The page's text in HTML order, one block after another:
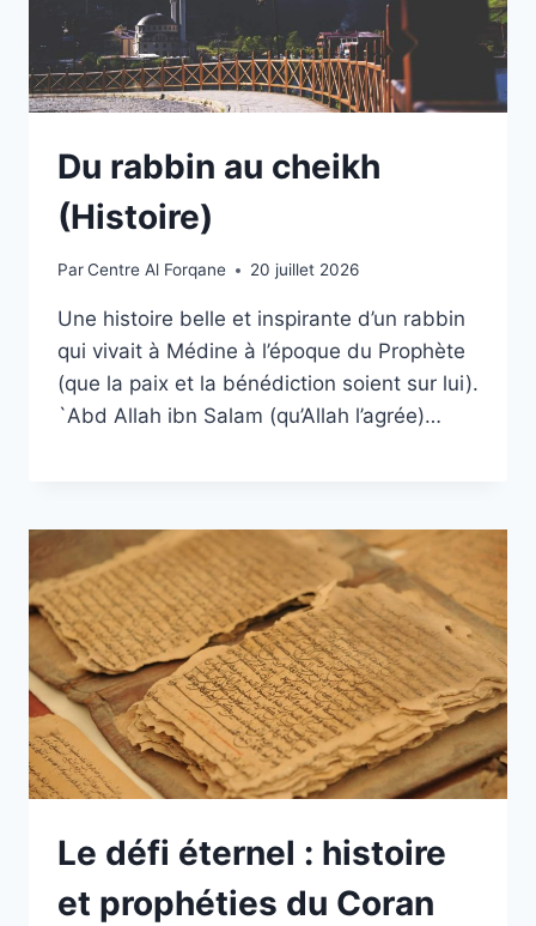
Du rabbin au cheikh
(Histoire)
ParCentre Al Forqane 20 juillet 2026
Une histoire belle et inspirante d’un rabbin
qui vivait à Médine à l’époque du Prophète
(que la paix et la bénédiction soient sur lui).
`Abd Allah ibn Salam (qu’Allah l’agrée)…
Le défi éternel : histoire
et prophéties du Coran